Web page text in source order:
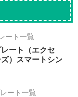
ート一覧
ート（エクセ
）スマートシン
ート一覧